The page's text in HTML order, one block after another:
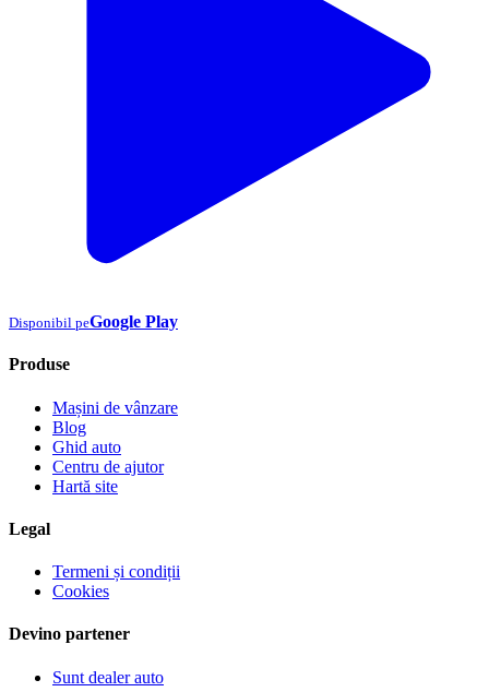
Disponibil peGoogle Play
Produse
Mașini de vânzare
Blog
Ghid auto
Centru de ajutor
Hartă site
Legal
Termeni și condiții
Cookies
Devino partener
Sunt dealer auto